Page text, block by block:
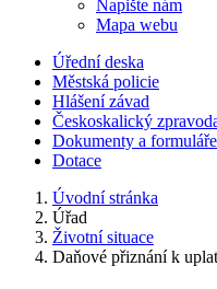
Napište nám
Mapa webu
Úřední deska
Městská policie
Hlášení závad
Českoskalický
Dokumenty a formuláře
Dotace
Úvodní stránka
Úřad
Životní situace
Daňové přiznání k